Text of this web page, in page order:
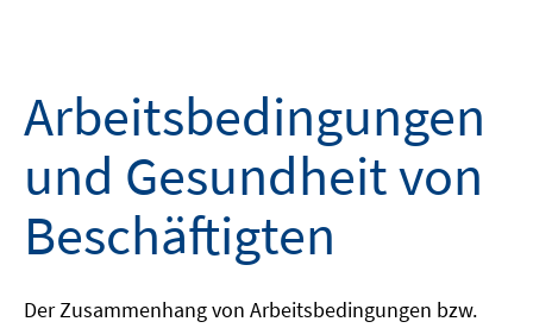
Arbeitsbedingungen
und Gesundheit von
Beschäftigten
Der Zusammenhang von Arbeitsbedingungen bzw.